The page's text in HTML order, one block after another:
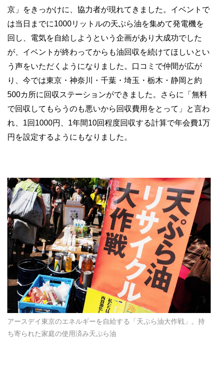
京」をきっかけに、協力者が現れてきました。イベントで
は当日までに1000リットルの天ぷら油を集めて発電機を
回し、電気を自給しようという企画があり大成功でした
が、イベントが終わってからも油回収を続けてほしいとい
う声をいただくようになりました。口コミで仲間が広が
り、今では東京・神奈川・千葉・埼玉・栃木・静岡と約
500カ所に回収ステーションができました。さらに「無料
で回収してもらうのも悪いから回収費用をとって」と言わ
れ、1回1000円、1年間10回程度回収する計算で年会費1万
円を設定するようにもなりました。
アースデイ東京のエネルギーを自給する「天ぷら油大作戦」。持
ち寄られた家庭の使用済み天ぷら油